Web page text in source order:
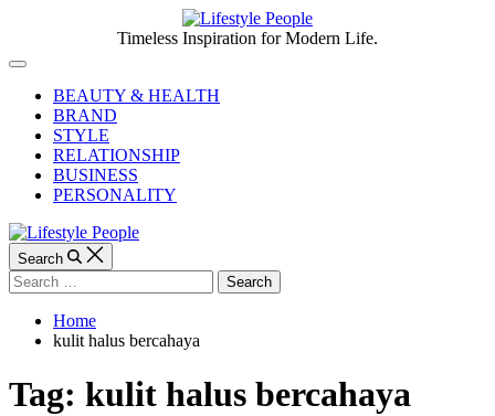
content
People
Timeless Inspiration for Modern Life.
Off
CanvasBEAUTY & HEALTH
BRAND
STYLE
RELATIONSHIP
BUSINESS
PERSONALITY
Search
Search
for:
Home
kulit halus bercahaya
Tag: kulit halus bercahaya